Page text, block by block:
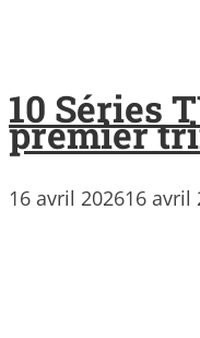
10 Séries
premier
16 avril 202616 avril